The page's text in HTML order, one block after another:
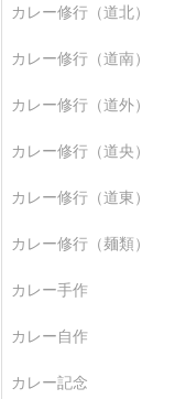
カレー修行（道北）
カレー修行（道南）
カレー修行（道外）
カレー修行（道央）
カレー修行（道東）
カレー修行（麺類）
カレー手作
カレー自作
カレー記念